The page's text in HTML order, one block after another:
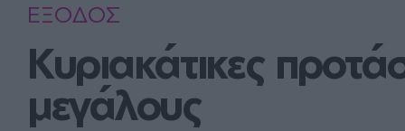
ΕΞΟΔΟΣ
Κυριακάτικες
μεγάλους